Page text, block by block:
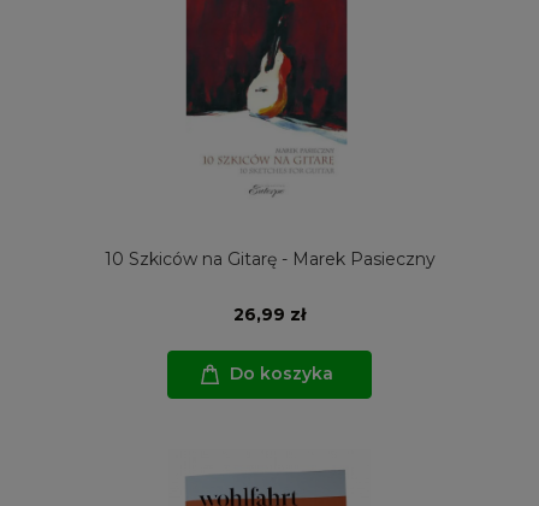
10 Szkiców na Gitarę - Marek Pasieczny
26,99 zł
Do koszyka